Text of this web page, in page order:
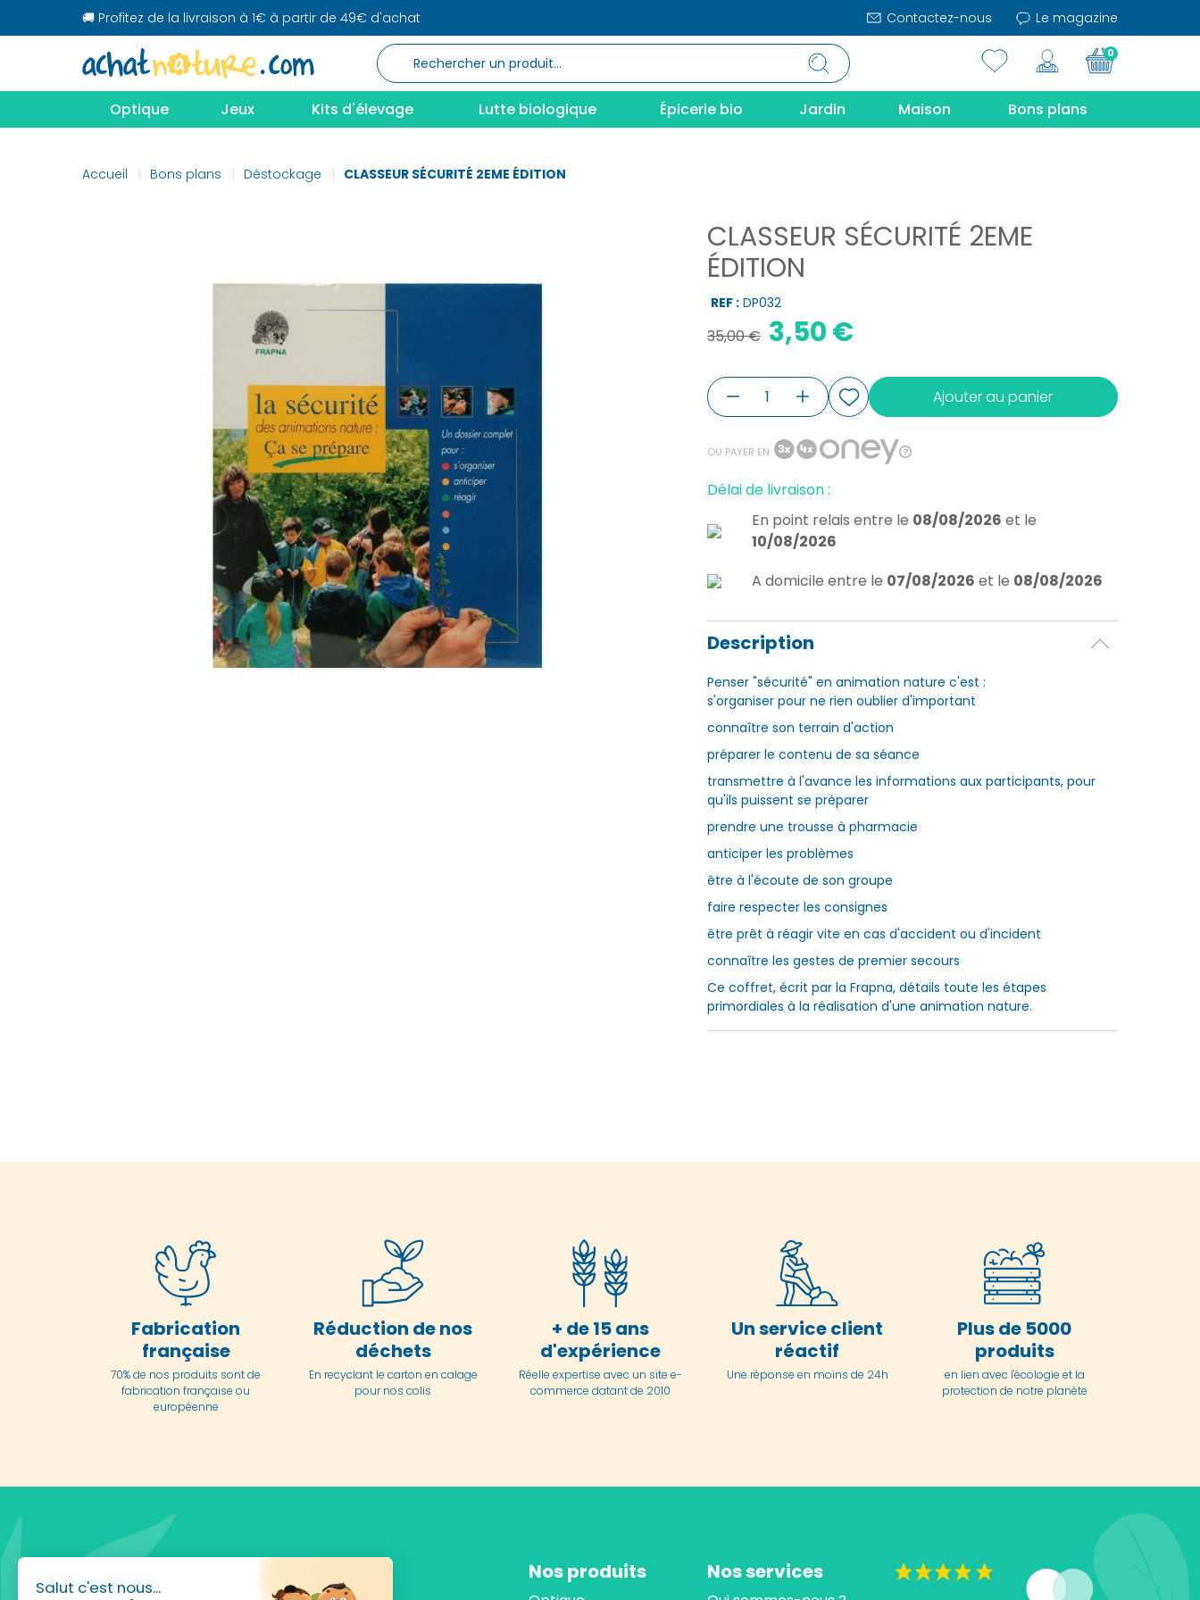
Salut c'est nous...
🚚 Profitez de la livraison à 1€ à partir de 49€ d'achat Contactez-nous Le magazine
0
Optique Jeux Kits d'élevage Lutte biologique Épicerie bio Jardin Maison Bons plans
Accueil Bons plans Déstockage CLASSEUR SÉCURITÉ 2EME ÉDITION
CLASSEUR SÉCURITÉ 2EME
ÉDITION
REF : DP032
35,00 € 3,50 €
Ajouter au panier
OU PAYER EN
Délai de livraison :
En point relais entre le 08/08/2026 et le
10/08/2026
A domicile entre le 07/08/2026 et le 08/08/2026
Description
Penser "sécurité" en animation nature c'est :
s'organiser pour ne rien oublier d'important
connaître son terrain d'action
préparer le contenu de sa séance
transmettre à l'avance les informations aux participants, pour
qu'ils puissent se préparer
prendre une trousse à pharmacie
anticiper les problèmes
être à l'écoute de son groupe
faire respecter les consignes
être prêt à réagir vite en cas d'accident ou d'incident
connaître les gestes de premier secours
Ce coffret, écrit par la Frapna, détails toute les étapes
primordiales à la réalisation d'une animation nature.
Fabrication
française
70% de nos produits sont de
fabrication française ou
européenne
Réduction de nos
déchets
En recyclant le carton en calage
pour nos colis
+ de 15 ans
d'expérience
Réelle expertise avec un site e-
commerce datant de 2010
Un service client
réactif
Une réponse en moins de 24h
Plus de 5000
produits
en lien avec l'écologie et la
protection de notre planète
Nos produits Nos services